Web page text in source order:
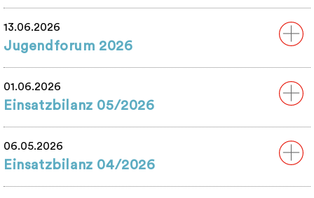
13.06.2026
Jugendforum 2026
01.06.2026
Einsatzbilanz 05/2026
06.05.2026
Einsatzbilanz 04/2026